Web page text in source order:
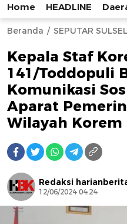
AFN
HarianBeritaKota
Mengabarkan Setiap
Home HEADLINE
Beranda SEPUTAR SULSEL
Kepala Staf
141/Toddopuli
Komunikasi
Aparat
Wilayah Korem
Redaksi
12/06/2024 04:24